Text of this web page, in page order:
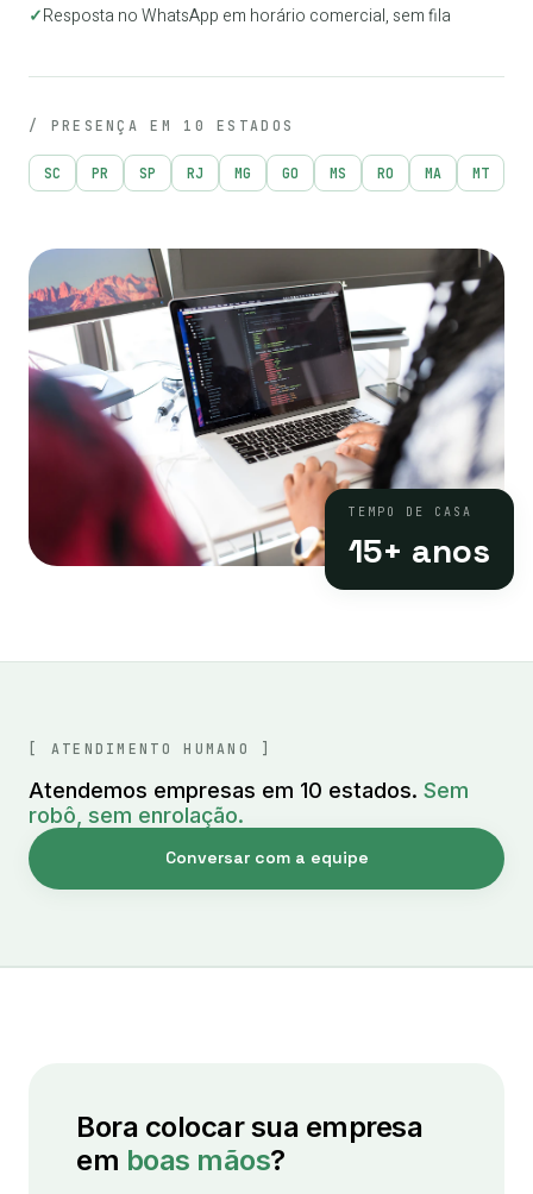
TEMPO DE CASA
15+ anos
✓Resposta no WhatsApp em horário comercial, sem fila
/ PRESENÇA EM 10 ESTADOS
SC PR SP RJ MG GO MS RO MA MT
[ ATENDIMENTO HUMANO ]
Atendemos empresas em 10 estados. Sem
robô, sem enrolação.
Conversar com a equipe
Bora colocar sua empresa
em boas mãos?